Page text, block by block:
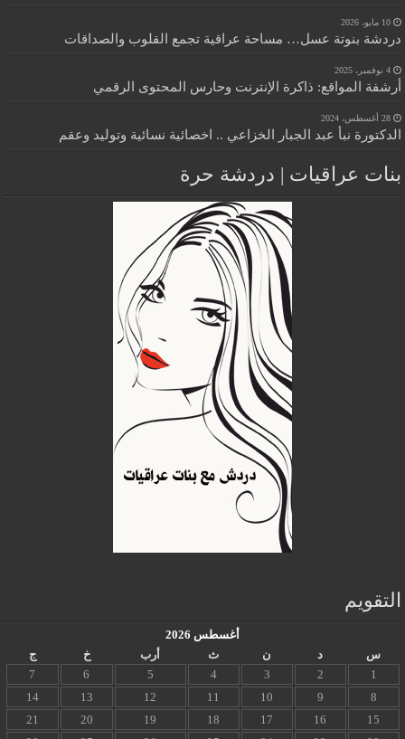
10 مايو، 2026
دردشة بنوتة عسل… مساحة عراقية تجمع القلوب والصداقات
4 نوفمبر، 2025
أرشفة المواقع: ذاكرة الإنترنت وحارس المحتوى الرقمي
28 أغسطس، 2024
الدكتورة نبأ عبد الجبار الخزاعي .. اخصائية نسائية وتوليد وعقم
بنات عراقيات | دردشة حرة
التقويم
أغسطس 2026
س
د ن ث أرب خ
ج
1
2
3
4
5
6
7
8
9
10
11
12
13
14
15
16
17
18
19
20
21